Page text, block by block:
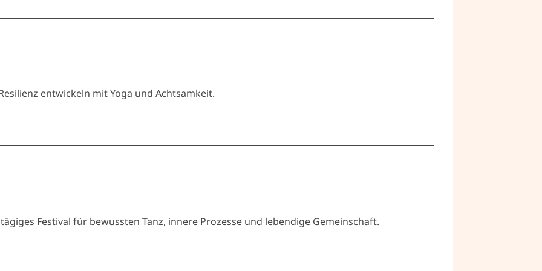
entwickeln mit Yoga und Achtsamkeit.
Festival für bewussten Tanz, innere Prozesse und lebendige Gemeinschaft.